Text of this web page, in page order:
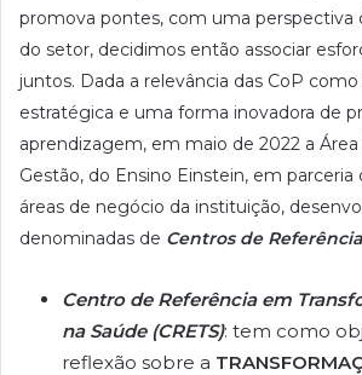
promova pontes, com uma perspectiva
do setor, decidimos então associar
juntos. Dada a relevância das CoP
estratégica e uma forma inovadora de
aprendizagem, em maio de 2022 a
Gestão, do Ensino Einstein, em
áreas de negócio da instituição,
denominadas de Centros de Referência
Centro de Referência em
na Saúde (CRETS): tem como
reflexão sobre a